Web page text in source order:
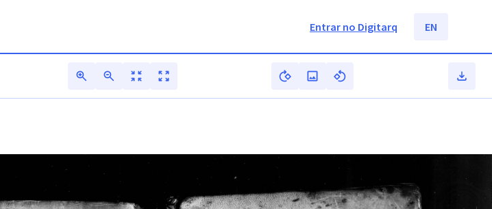
Entrar no Digitarq EN